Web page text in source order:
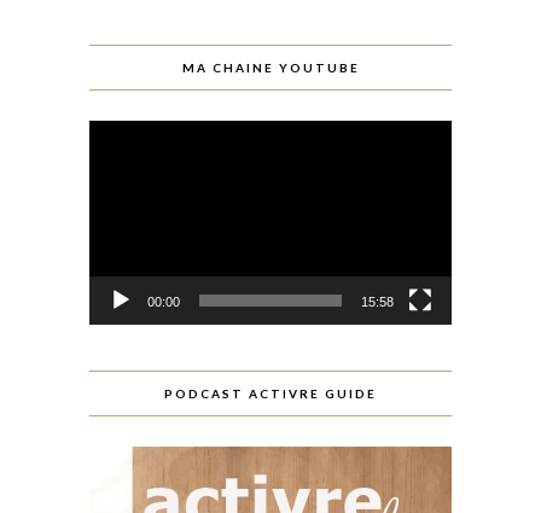
MA CHAINE YOUTUBE
00:00 15:58
PODCAST ACTIVRE GUIDE